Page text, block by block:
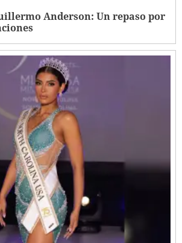
Anderson: Un repaso por